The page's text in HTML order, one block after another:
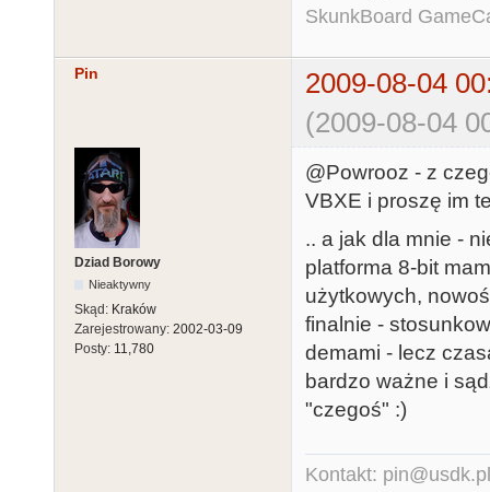
SkunkBoard
Pin
2009-08-04
(2009-08-04
Dziad Borowy
Nieaktywny
Skąd: Kraków
Zarejestrowany: 2002-03-09
Posty: 11,780
@Powrooz - z
VBXE i proszę im
.. a jak dla mnie -
platforma 8-bit
użytkowych,
finalnie -
demami - lecz
bardzo ważne i
"czegoś" :)
Kontakt: pin@usdk.pl